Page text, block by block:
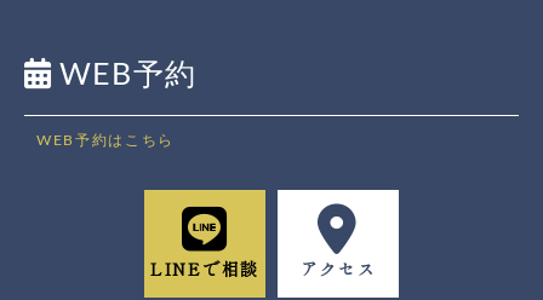
WEB予約
WEB予約はこちら
LINEで相談 アクセス